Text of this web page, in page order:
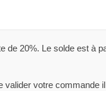
de 20%. Le solde est à
valider votre commande